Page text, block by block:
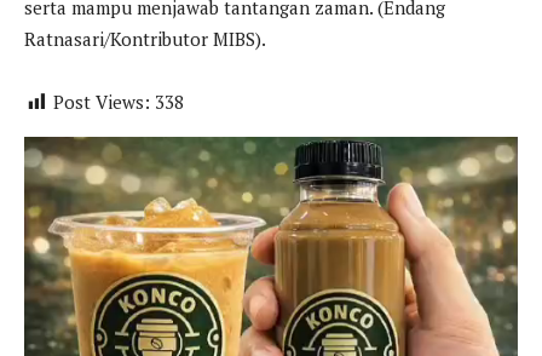
serta mampu menjawab tantangan zaman. (Endang
Ratnasari/Kontributor MIBS).
Post Views: 338